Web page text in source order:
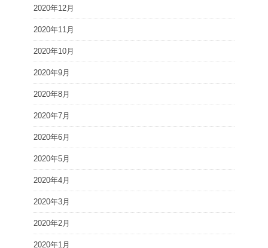
2020年12月
2020年11月
2020年10月
2020年9月
2020年8月
2020年7月
2020年6月
2020年5月
2020年4月
2020年3月
2020年2月
2020年1月